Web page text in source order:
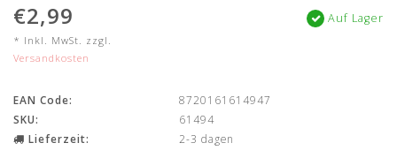
€2,99
* Inkl. MwSt. zzgl.
Versandkosten
Auf Lager
EAN Code:
8720161614947
SKU:
61494
Lieferzeit:
2-3 dagen